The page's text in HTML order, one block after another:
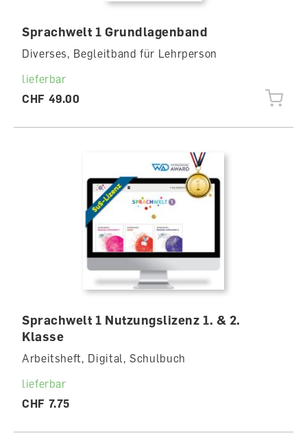
Sprachwelt 1 Grundlagenband
Diverses, Begleitband für Lehrperson
lieferbar
CHF 49.00
Sprachwelt 1 Nutzungslizenz 1. & 2.
Klasse
Arbeitsheft, Digital, Schulbuch
lieferbar
CHF 7.75